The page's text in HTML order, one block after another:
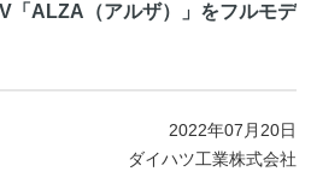
「ALZA（アルザ）」をフルモデ
2022年07月20日
ダイハツ工業株式会社